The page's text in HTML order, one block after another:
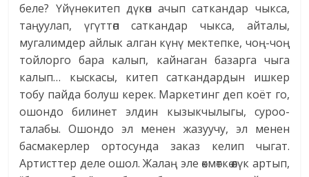
беле? Үйүнө китеп дүкөн ачып саткандар чыкса,
таңуулап, үгүттөп саткандар чыкса, айталы,
мугалимдер айлык алган күнү мектепке, чоң-чоң
тойлорго бара калып, кайнаган базарга чыга
калып… кыскасы, китеп саткандардын ишкер
тобу пайда болуш керек. Маркетинг деп коёт го,
ошондо билинет элдин кызыкчылыгы, суроо-
талабы. Ошондо эл менен жазуучу, эл менен
басмакерлер ортосунда заказ келип чыгат.
Артисттер деле ошол. Жалаң эле өкмөткө өлүк артып,